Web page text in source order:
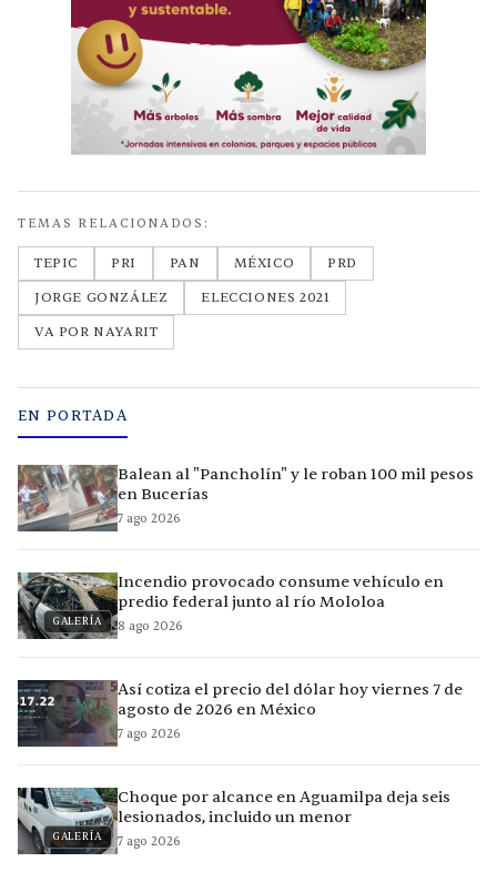
TEMAS RELACIONADOS:
TEPIC PRI PAN MÉXICO
PRD
JORGE GONZÁLEZ
ELECCIONES 2021
VA POR NAYARIT
EN PORTADA
Balean al "Pancholín" y le roban 100 mil pesos
en Bucerías
7 ago 2026
GALERÍA
Incendio provocado consume vehículo en
predio federal junto al río Mololoa
8 ago 2026
Así cotiza el precio del dólar hoy viernes 7 de
agosto de 2026 en México
7 ago 2026
GALERÍA
Choque por alcance en Aguamilpa deja seis
lesionados, incluido un menor
7 ago 2026